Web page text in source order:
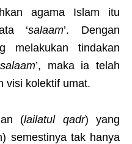
agama Islam itu
‘salaam’. Dengan
melakukan tindakan
salaam’, maka ia telah
visi kolektif umat.
(lailatul qadr) yang
semestinya tak hanya